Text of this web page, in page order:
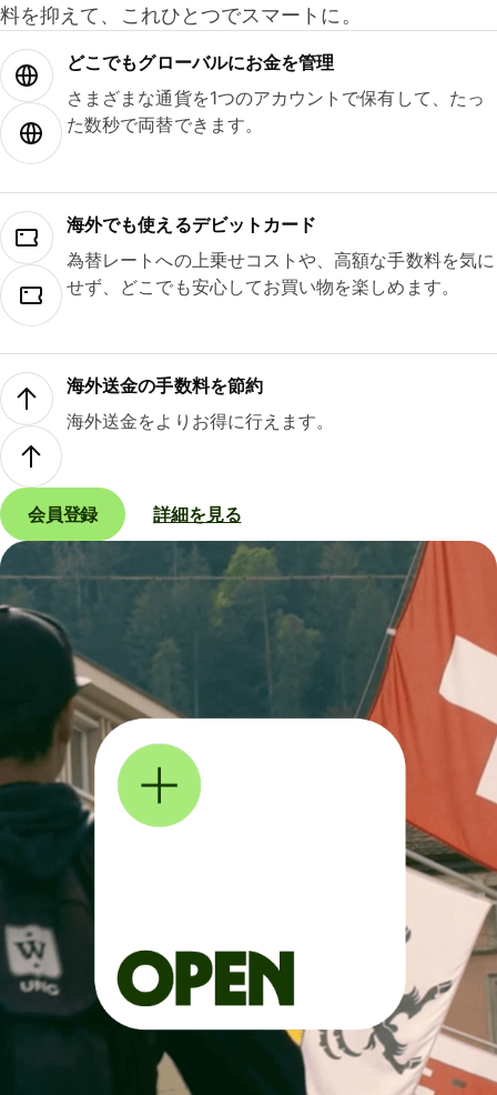
料を抑えて、これひとつでスマートに。
どこでもグ⁠ロ⁠ー⁠バ⁠ルにお金を管理
さまざまな通貨を1つのアカウントで保有して、たっ
た数秒で両替できます。
海外でも使えるデビットカード
為替レートへの上乗せコストや、高額な手数料を気に
せず、どこでも安心してお買い物を楽しめます。
海外送金の手数料を節約
海外送金をよりお得に行えます。
会員登録 詳細を見る